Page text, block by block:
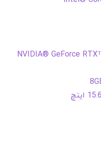
NVIDIA® GeForce
15.6 اینچ